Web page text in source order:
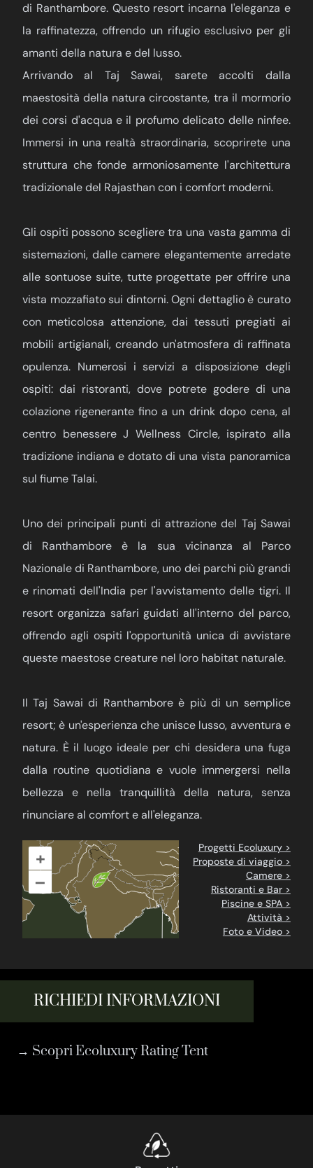
di Ranthambore. Questo resort incarna l'eleganza e
la raffinatezza, offrendo un rifugio esclusivo per gli
amanti della natura e del lusso.
Arrivando al Taj Sawai, sarete accolti dalla
maestosità della natura circostante, tra il mormorio
dei corsi d'acqua e il profumo delicato delle ninfee.
Immersi in una realtà straordinaria, scoprirete una
struttura che fonde armoniosamente l'architettura
tradizionale del Rajasthan con i comfort moderni.
Gli ospiti possono scegliere tra una vasta gamma di
sistemazioni, dalle camere elegantemente arredate
alle sontuose suite, tutte progettate per offrire una
vista mozzafiato sui dintorni. Ogni dettaglio è curato
con meticolosa attenzione, dai tessuti pregiati ai
mobili artigianali, creando un'atmosfera di raffinata
opulenza. Numerosi i servizi a disposizione degli
ospiti: dai ristoranti, dove potrete godere di una
colazione rigenerante fino a un drink dopo cena, al
centro benessere J Wellness Circle, ispirato alla
tradizione indiana e dotato di una vista panoramica
sul fiume Talai.
Uno dei principali punti di attrazione del Taj Sawai
di Ranthambore è la sua vicinanza al Parco
Nazionale di Ranthambore, uno dei parchi più grandi
e rinomati dell'India per l'avvistamento delle tigri. Il
resort organizza safari guidati all'interno del parco,
offrendo agli ospiti l'opportunità unica di avvistare
queste maestose creature nel loro habitat naturale.
Il Taj Sawai di Ranthambore è più di un semplice
resort; è un'esperienza che unisce lusso, avventura e
natura. È il luogo ideale per chi desidera una fuga
dalla routine quotidiana e vuole immergersi nella
bellezza e nella tranquillità della natura, senza
rinunciare al comfort e all'eleganza.
+
–
Progetti Ecoluxury >
Proposte di viaggio >
Camere >
Ristoranti e Bar >
Piscine e SPA >
Attività >
Foto e Video >
RICHIEDI INFORMAZIONI
→ Scopri Ecoluxury Rating Tent